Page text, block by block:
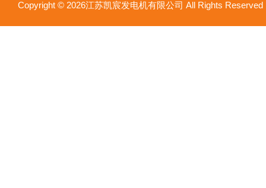
Copyright © 2026江苏凯宸发电机有限公司 All Rights